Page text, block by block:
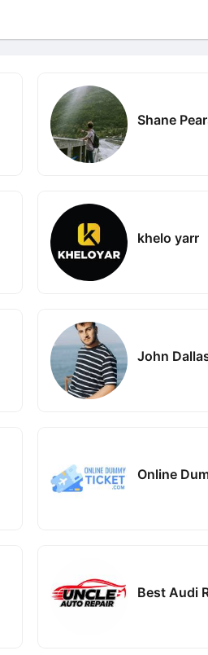
Shane
khelo yarr
John
Online
Best Audi